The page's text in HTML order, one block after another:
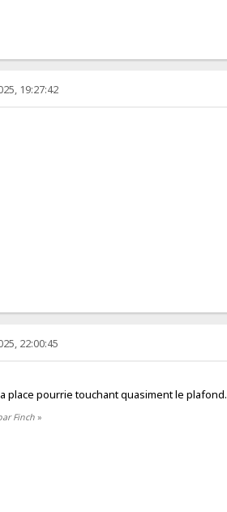
19:27:42
22:00:45
place pourrie touchant quasiment le plafond.
Finch »